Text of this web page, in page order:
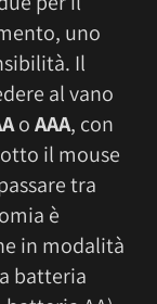
uno
Il
al vano
oAAA, con
il mouse
tra
è
in modalità
batteria